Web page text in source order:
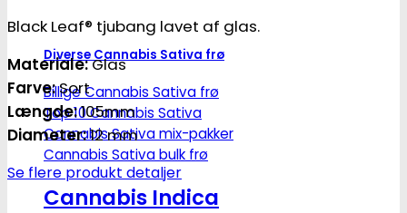
Diverse Cannabis Sativa frø
Billige Cannabis Sativa frø
Top 10 Cannabis Sativa
Cannabis Sativa mix-pakker
Cannabis Sativa bulk frø
Cannabis Indica
-
Sort
105mm
antal
Black Leaf® tjubang lavet af glas.
Materiale:Glas
Farve:Sort
Længde:105mm
Diameter:12 mm
Se flere produkt detaljer